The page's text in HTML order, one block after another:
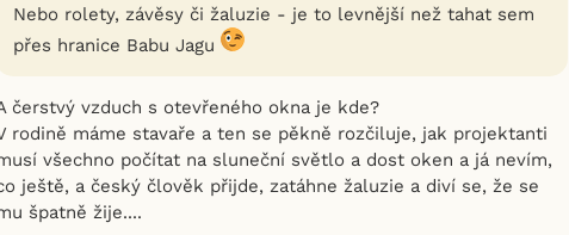
Nebo rolety, závěsy či žaluzie - je to levnější než tahat sem
přes hranice Babu Jagu
čerstvý vzduch s otevřeného okna je kde?
rodině máme stavaře a ten se pěkně rozčiluje, jak projektanti
všechno počítat na sluneční světlo a dost oken a já nevím,
ještě, a český člověk přijde, zatáhne žaluzie a diví se, že se
špatně žije....